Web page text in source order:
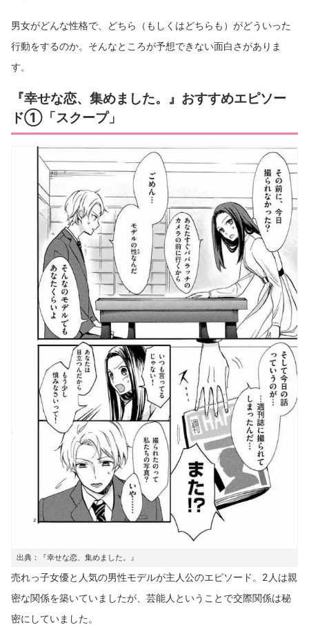
男女がどんな性格で、どちら（もしくはどちらも）がどういった
行動をするのか。そんなところが予想できない面白さがありま
す。
『幸せな恋、集めました。』おすすめエピソー
ド①「スクープ」
出典：『幸せな恋、集めました。』
売れっ子女優と人気の男性モデルが主人公のエピソード。2人は親
密な関係を築いていましたが、芸能人ということで交際関係は秘
密にしていました。